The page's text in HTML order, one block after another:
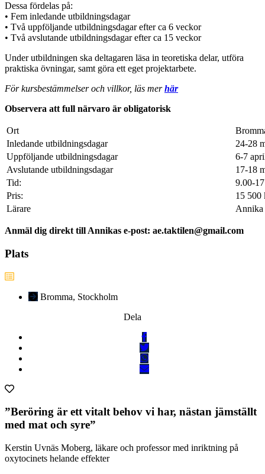
Dessa fördelas på:
• Fem inledande utbildningsdagar
• Två uppföljande utbildningsdagar efter ca 6 veckor
• Två avslutande utbildningsdagar efter ca 15 veckor
Under utbildningen ska deltagaren läsa in teoretiska delar, utföra
praktiska övningar, samt göra ett eget projektarbete.
För kursbestämmelser och villkor, läs merhär
Observera att full närvaro är obligatorisk
Ort
Inledande utbildningsdagar
24-28
Uppföljande utbildningsdagar
6-7
Avslutande utbildningsdagar
17-18
Tid:
9.00-
Pris:
15 500
Lärare
Annika
Anmäl dig direkt till Annikas e-post: ae.taktilen@gmail.com
Plats
Bromma, Stockholm
Dela
”Beröring är ett vitalt behov vi har, nästan jämställt
med mat och syre”
Kerstin Uvnäs Moberg, läkare och professor med inriktning på
oxytocinets helande effekter